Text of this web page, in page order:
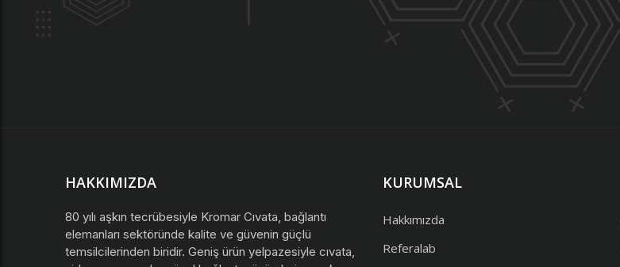
HAKKIMIZDA
80 yılı aşkın tecrübesiyle Kromar Cıvata, bağlantı
elemanları sektöründe kalite ve güvenin güçlü
temsilcilerinden biridir. Geniş ürün yelpazesiyle cıvata,
KURUMSAL
Hakkımızda
Referalab